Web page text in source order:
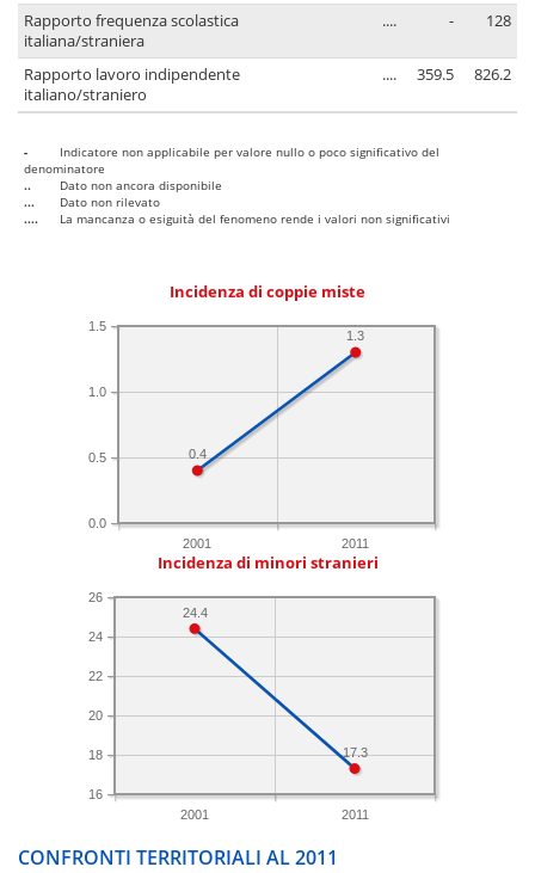
Rapporto frequenza scolastica
italiana/straniera
.... - 128
Rapporto lavoro indipendente
italiano/straniero
.... 359.5 826.2
-
Indicatore non applicabile per valore nullo o poco significativo del
denominatore
..
Dato non ancora disponibile
...
Dato non rilevato
....
La mancanza o esiguità del fenomeno rende i valori non significativi
Incidenza di coppie miste
2001 2011
0.0
0.5
1.0
1.5
1.3
0.4
Incidenza di minori stranieri
2001 2011
16
18
20
22
24
26
17.3
24.4
CONFRONTI TERRITORIALI AL 2011